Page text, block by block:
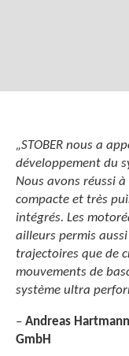
„STOBER nous a
développement du
Nous avons réussi
compacte et très
intégrés. Les
ailleurs permis aussi
trajectoires que de
mouvements de
système ultra
– Andreas
GmbH